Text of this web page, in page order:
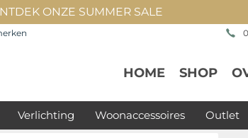
ONZE SUMMER SALE
HOME SHOP
Verlichting Woonaccessoires Outlet